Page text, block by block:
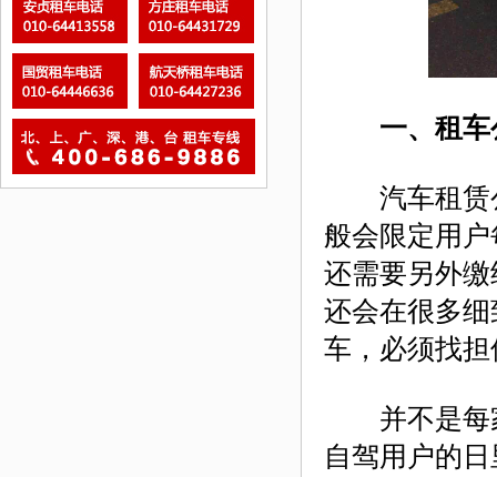
一、租
汽车租赁公
般会限定用
还需要另外
还会在很多
车，必须找
并不是每家
自驾用户的